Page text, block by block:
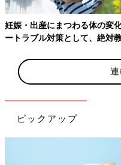
ベビーベッドは、夜に赤ち
られているため、しっかり
かし、正しい使用方法や注
に挟まることでの窒息など
は物を置かないこと、柵を
を固定するロックがかかっ
ることなど、事故防止対策
妊娠・出産にまつわる体の変
ートラブル対策として、絶対
ピックアップ